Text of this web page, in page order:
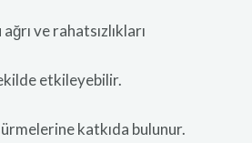
ve rahatsızlıkları
etkileyebilir.
katkıda bulunur.